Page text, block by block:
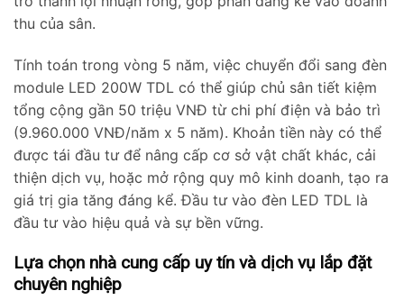
thu của sân.
Tính toán trong vòng 5 năm, việc chuyển đổi sang đèn
module LED 200W TDL có thể giúp chủ sân tiết kiệm
tổng cộng gần 50 triệu VNĐ từ chi phí điện và bảo trì
(9.960.000 VNĐ/năm x 5 năm). Khoản tiền này có thể
được tái đầu tư để nâng cấp cơ sở vật chất khác, cải
thiện dịch vụ, hoặc mở rộng quy mô kinh doanh, tạo ra
giá trị gia tăng đáng kể. Đầu tư vào đèn LED TDL là
đầu tư vào hiệu quả và sự bền vững.
Lựa chọn nhà cung cấp uy tín và dịch vụ lắp đặt
chuyên nghiệp